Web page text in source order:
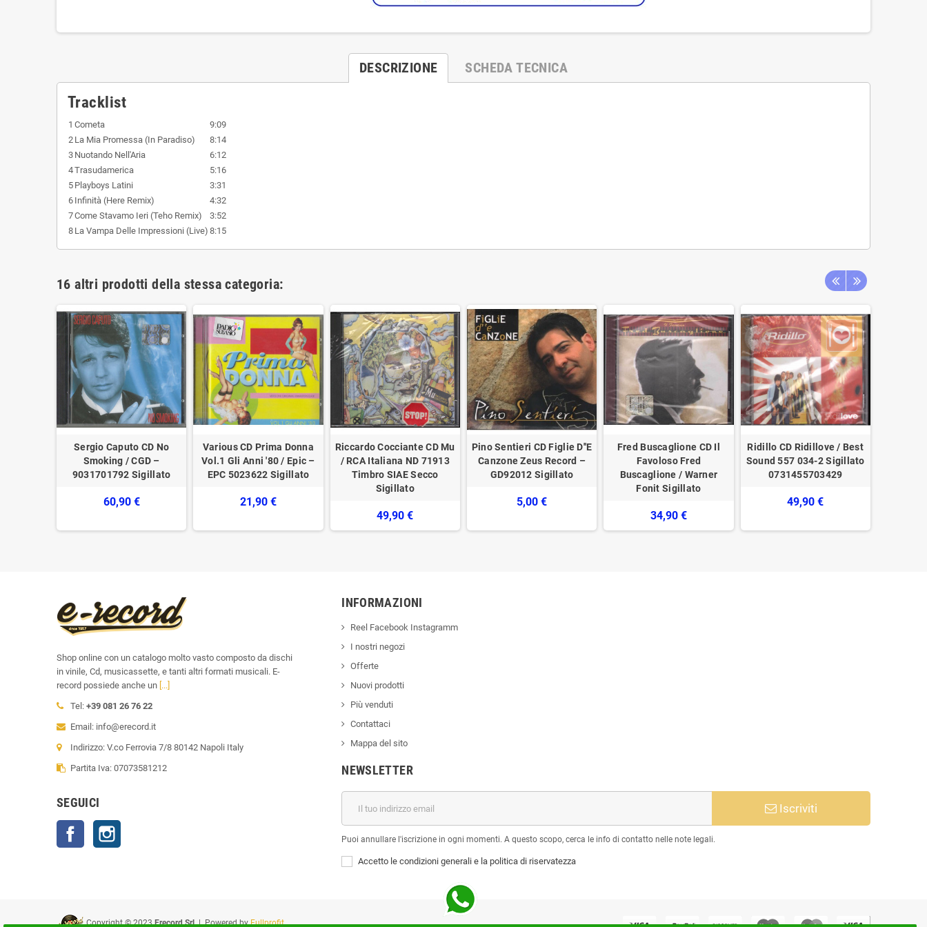
DESCRIZIONE SCHEDA TECNICA
Tracklist
1 Cometa
9:09
2 La Mia Promessa (In Paradiso)
8:14
3 Nuotando Nell'Aria
6:12
4Trasudamerica
5:16
5 Playboys Latini
3:31
6 Infinità (Here Remix)
4:32
7Come Stavamo Ieri (Teho Remix)
3:52
8 La Vampa Delle Impressioni (Live) 8:15
16 altri prodotti della stessa categoria:
Sergio Caputo CD No
Smoking / CGD –
9031701792 Sigillato
60,90 €
Various CD Prima Donna
Vol.1 Gli Anni '80 / Epic –
EPC 5023622 Sigillato
21,90 €
Riccardo Cocciante ‎CD Mu
/ RCA Italiana ‎ND 71913
Timbro SIAE Secco
Sigillato
49,90 €
Pino Sentieri CD Figlie D''E
Canzone Zeus Record –
GD92012 Sigillato
5,00 €
Fred Buscaglione CD Il
Favoloso Fred
Buscaglione / Warner
Fonit ‎Sigillato
34,90 €
Ridillo ‎CD Ridillove / Best
Sound ‎557 034-2 Sigillato
0731455703429
49,90 €
Shop online con un catalogo molto vasto composto da dischi
in vinile, Cd, musicassette, e tanti altri formati musicali. E-
record possiede anche un [...]
Tel: +39 081 26 76 22
Email: info@erecord.it
Indirizzo: V.co Ferrovia 7/8 80142 Napoli Italy
Partita Iva: 07073581212
SEGUICI
Facebook
INFORMAZIONI
Reel Facebook Instagramm
I nostri negozi
Offerte
Nuovi prodotti
Più venduti
Contattaci
Mappa del sito
NEWSLETTER
Iscriviti
Puoi annullare l'iscrizione in ogni momenti. A questo scopo, cerca le info di contatto nelle note legali.
Accetto le condizioni generali e la politica di riservatezza
Copyright © 2023Erecord Srl| Powered byFullprofit